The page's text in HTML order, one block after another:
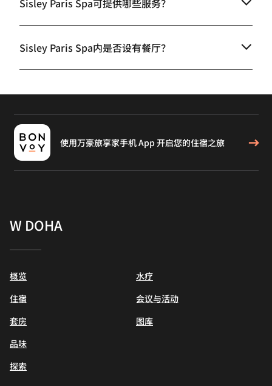
Sisley Paris Spa可提供哪些服务？
Sisley Paris Spa内是否设有餐厅？
使用万豪旅享家手机 App 开启您的住宿之旅
W DOHA
概览
住宿
套房
品味
探索
水疗
会议与活动
图库